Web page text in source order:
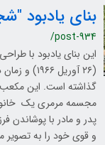
بنای یادبود
/post-934
این بنای یادبود با
گذاشته است. این
مجسمه مرمری یک
پدر و مادر با پوشاندن
و قوی خود را به تصویر